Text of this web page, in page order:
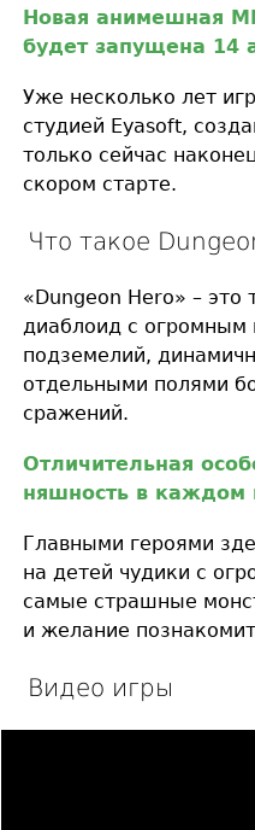
Новая анимешная
будет запущена 14
Уже несколько лет
студией Eyasoft,
только сейчас
скором старте.
Что такое
«Dungeon Hero» – это
диаблоид с огромным
подземелий,
отдельными полями
сражений.
Отличительная
няшность в каждом
Главными героями
на детей чудики с
самые страшные
и желание
Видео игры